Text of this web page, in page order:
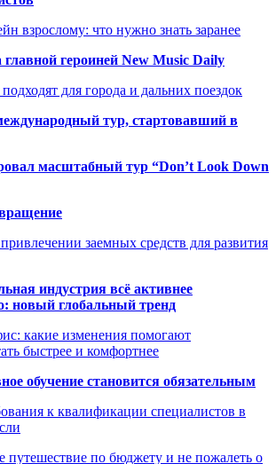
взрослому: что нужно знать заранее
главной героиней New Music Daily
для города и дальних поездок
тур, стартовавший в
масштабный тур “Don’t Look Down
заемных средств для развития
индустрия всё активнее
новый глобальный тренд
какие изменения помогают
быстрее и комфортнее
обучение становится обязательным
к квалификации специалистов в
путешествие по бюджету и не пожалеть о